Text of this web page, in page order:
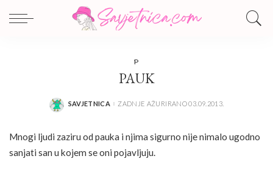
P
PAUK
POSTED
SAVJETNICA ZADNJE AŽURIRANO 03.09.2013.
Mnogi ljudi zaziru od pauka i njima sigurno nije nimalo ugodno
sanjati san u kojem se oni pojavljuju.